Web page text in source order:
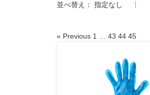
並べ替え：
指定なし
« Previous 1 43 44 45